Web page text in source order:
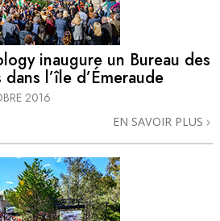
inaugure un Bureau des
l’île d’Émeraude
2016
EN SAVOIR PLUS